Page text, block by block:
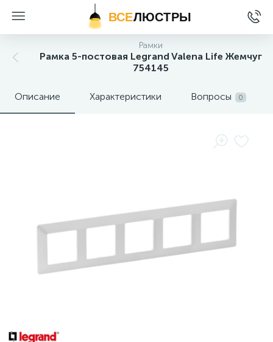
ВСЕЛЮСТРЫ
Рамки
Рамка 5-постовая Legrand Valena Life Жемчуг
754145
Описание Характеристики Вопросы 0